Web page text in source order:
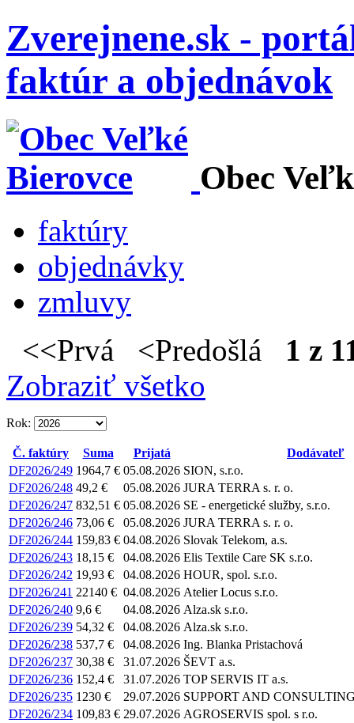
Zverejnene.sk -
faktúr a objednávok
Obec
faktúry
objednávky
zmluvy
<<Prvá <Predošlá 1 z
Zobraziť všetko
Rok:
Č. faktúry Suma Prijatá
Dodávateľ
DF2026/249 1964,7 € 05.08.2026 SION, s.r.o.
DF2026/248 49,2 € 05.08.2026 JURA TERRA s. r. o.
DF2026/247 832,51 € 05.08.2026 SE - energetické služby, s.r.o.
DF2026/246 73,06 € 05.08.2026 JURA TERRA s. r. o.
DF2026/244 159,83 € 04.08.2026 Slovak Telekom, a.s.
DF2026/243 18,15 € 04.08.2026 Elis Textile Care SK s.r.o.
DF2026/242 19,93 € 04.08.2026 HOUR, spol. s.r.o.
DF2026/241 22140 € 04.08.2026 Atelier Locus s.r.o.
DF2026/240 9,6 € 04.08.2026 Alza.sk s.r.o.
DF2026/239 54,32 € 04.08.2026 Alza.sk s.r.o.
DF2026/238 537,7 € 04.08.2026 Ing. Blanka Pristachová
DF2026/237 30,38 € 31.07.2026 ŠEVT a.s.
DF2026/236 152,4 € 31.07.2026 TOP SERVIS IT a.s.
DF2026/235 1230 € 29.07.2026 SUPPORT AND
DF2026/234 109,83 € 29.07.2026 AGROSERVIS spol. s r.o.